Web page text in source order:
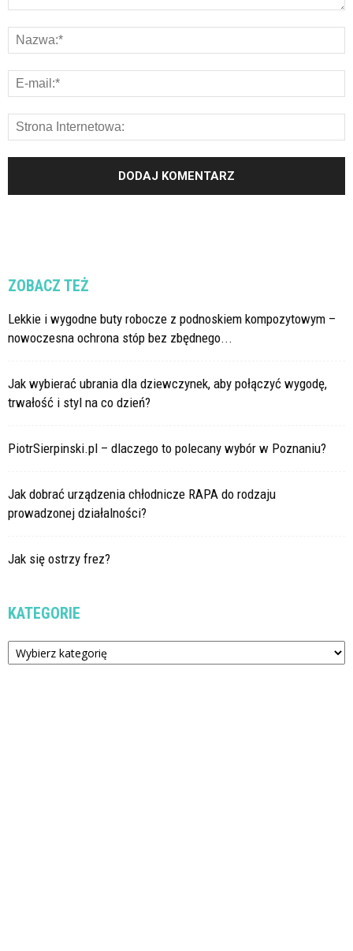
ZOBACZ TEŻ
Lekkie i wygodne buty robocze z podnoskiem kompozytowym –
nowoczesna ochrona stóp bez zbędnego...
Jak wybierać ubrania dla dziewczynek, aby połączyć wygodę,
trwałość i styl na co dzień?
PiotrSierpinski.pl – dlaczego to polecany wybór w Poznaniu?
Jak dobrać urządzenia chłodnicze RAPA do rodzaju
prowadzonej działalności?
Jak się ostrzy frez?
KATEGORIE
Kategorie